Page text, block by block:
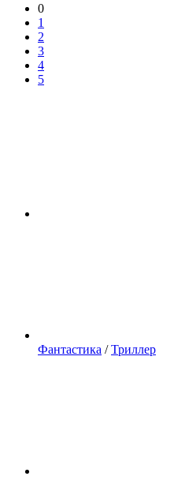
0
1
2
3
4
5
Фантастика /Триллер